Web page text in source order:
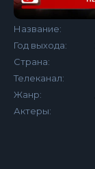
Название:
Год выхода:
Страна:
Телеканал:
Жанр:
Актеры: